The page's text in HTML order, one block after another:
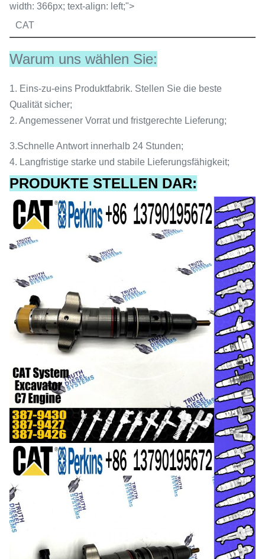
width: 366px; text-align: left;">
CAT
Warum uns wählen Sie:
1. Eins-zu-eins Produktfabrik. Stellen Sie die beste
Qualität sicher;
2. Angemessener Vorrat und fristgerechte Lieferung;
3.Schnelle Antwort innerhalb 24 Stunden;
4. Langfristige starke und stabile Lieferungsfähigkeit;
PRODUKTE STELLEN DAR: